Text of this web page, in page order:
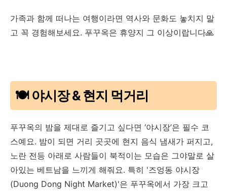
가족과 함께 떠나는 여행이라면 역사와 문화도 놓치지 말
고 꼭 경험해보세요. 푸꾸옥은 휴양지 그 이상이랍니다🙏
🍽️ 야시장 & 현지 먹거리
푸꾸옥의 밤을 제대로 즐기고 싶다면 ‘야시장’은 필수 코
스예요. 밤이 되면 거리 곳곳에 현지 음식 냄새가 퍼지고,
노란 전등 아래로 사람들이 북적이는 모습은 그야말로 살
아있는 베트남을 느끼게 해줘요. 특히 '즈엉동 야시장
(Duong Dong Night Market)'은 푸꾸옥에서 가장 크고